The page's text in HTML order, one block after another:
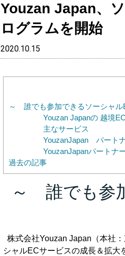
Youzan Japan、
ログラムを開始
2020.10.15
～ 誰でも参加できるソーシャ
Youzan Japanの 越境
主なサービス
YouzanJapan パート
YouzanJapanパートナ
過去の記事
～ 誰でも参
株式会社Youzan Japan（本社
シャルECサービスの成長＆拡大